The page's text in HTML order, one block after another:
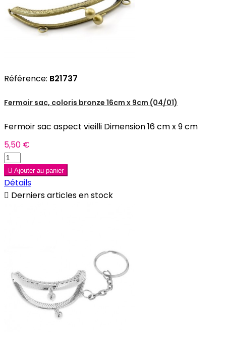
Référence: B21737
Fermoir sac, coloris bronze 16cm x 9cm (04/01)
Fermoir sac aspect vieilli Dimension 16 cm x 9 cm
5,50 €
 Ajouter au panier
Détails
 Derniers articles en stock